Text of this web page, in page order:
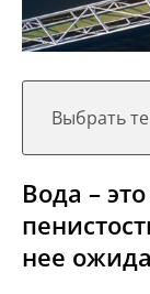
Выбрать
Вода –
нее